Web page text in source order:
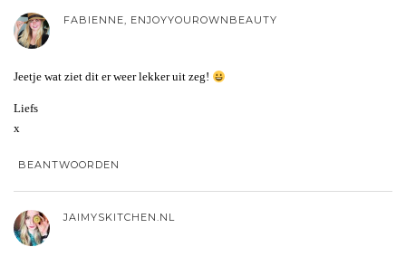
FABIENNE, ENJOYYOUROWNBEAUTY
Jeetje wat ziet dit er weer lekker uit zeg!
Liefs
x
BEANTWOORDEN
JAIMYSKITCHEN.NL